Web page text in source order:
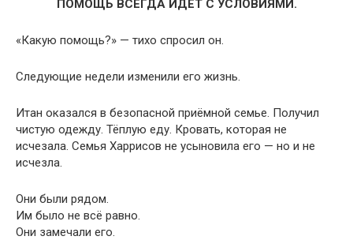
ПОМОЩЬ ВСЕГДА ИДЁТ С УСЛОВИЯМИ.
«Какую помощь?» — тихо спросил он.
Следующие недели изменили его жизнь.
Итан оказался в безопасной приёмной семье. Получил
чистую одежду. Тёплую еду. Кровать, которая не
исчезала. Семья Харрисов не усыновила его — но и не
исчезла.
Они были рядом.
Им было не всё равно.
Они замечали его.